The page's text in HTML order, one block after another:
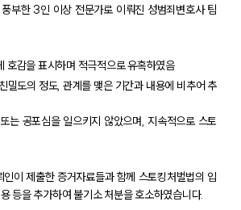
부한 3인 이상 전문가로 이뤄진 성범죄변호사 팀
호감을 표시하며 적극적으로 유혹하였음
밀도의 정도, 관계를 맺은 기간과 내용에 비추어 추
는 공포심을 일으키지 않았으며, 지속적으로 스토
이 제출한 증거자료들과 함께 스토킹처벌법의 입
등을 추가하여 불기소 처분을 호소하였습니다.